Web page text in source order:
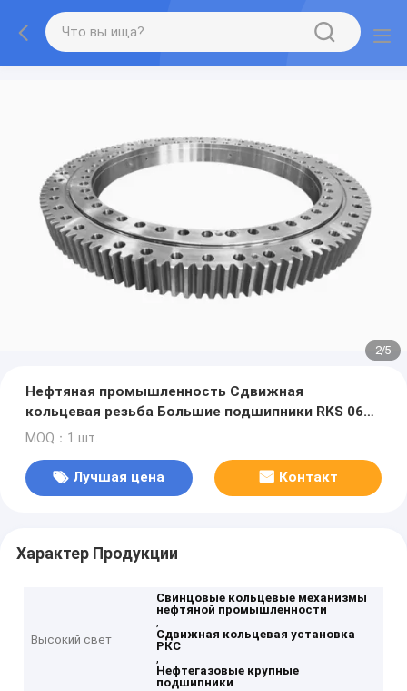
2/5
Нефтяная промышленность Сдвижная
кольцевая резьба Большие подшипники RKS 062
20 0844
MOQ：1 шт.
Лучшая цена Контакт
Характер Продукции
Высокий свет
Свинцовые кольцевые механизмы
нефтяной промышленности
,
Сдвижная кольцевая установка
РКС
,
Нефтегазовые крупные
подшипники